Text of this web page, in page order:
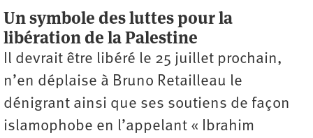
Un symbole des luttes pour la
libération de la Palestine
Il devrait être libéré le 25 juillet prochain,
n’en déplaise à Bruno Retailleau le
dénigrant ainsi que ses soutiens de façon
islamophobe en l’appelant « Ibrahim